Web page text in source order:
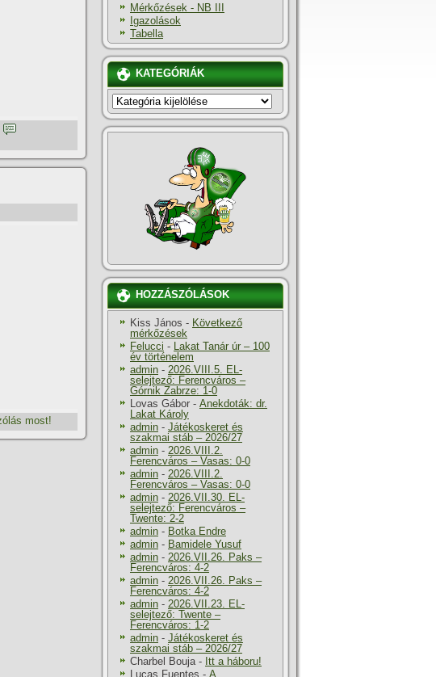
most!
Mérkőzések - NB III
Igazolások
Tabella
KATEGÓRIÁK
KATEGÓRIÁK
HOZZÁSZÓLÁSOK
Kiss János - Következő
mérkőzések
Felucci - Lakat Tanár úr – 100
év történelem
admin - 2026.VIII.5. EL-
selejtező: Ferencváros –
Górnik Zabrze: 1-0
Lovas Gábor - Anekdoták: dr.
Lakat Károly
admin - Játékoskeret és
szakmai stáb – 2026/27
admin - 2026.VIII.2.
Ferencváros – Vasas: 0-0
admin - 2026.VIII.2.
Ferencváros – Vasas: 0-0
admin - 2026.VII.30. EL-
selejtező: Ferencváros –
Twente: 2-2
admin - Botka Endre
admin - Bamidele Yusuf
admin - 2026.VII.26. Paks –
Ferencváros: 4-2
admin - 2026.VII.26. Paks –
Ferencváros: 4-2
admin - 2026.VII.23. EL-
selejtező: Twente –
Ferencváros: 1-2
admin - Játékoskeret és
szakmai stáb – 2026/27
Charbel Bouja- Itt a háboru!
Lucas Fuentes - A